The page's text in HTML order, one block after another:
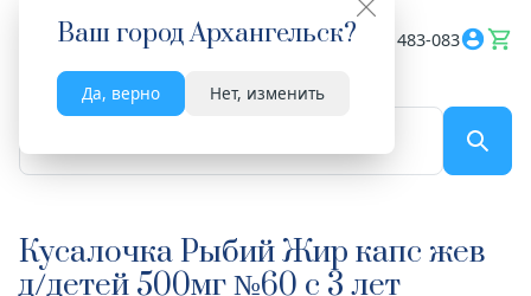
Ваш городАрхангельск?
Да, верно Нет, изменить
Весь сайт 8182 483-083
Кусалочка Рыбий Жир капс жев
д/детей 500мг №60 с 3 лет